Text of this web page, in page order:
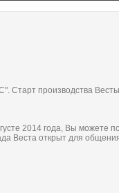
Старт производства
2014 года, Вы можете
Веста открыт для